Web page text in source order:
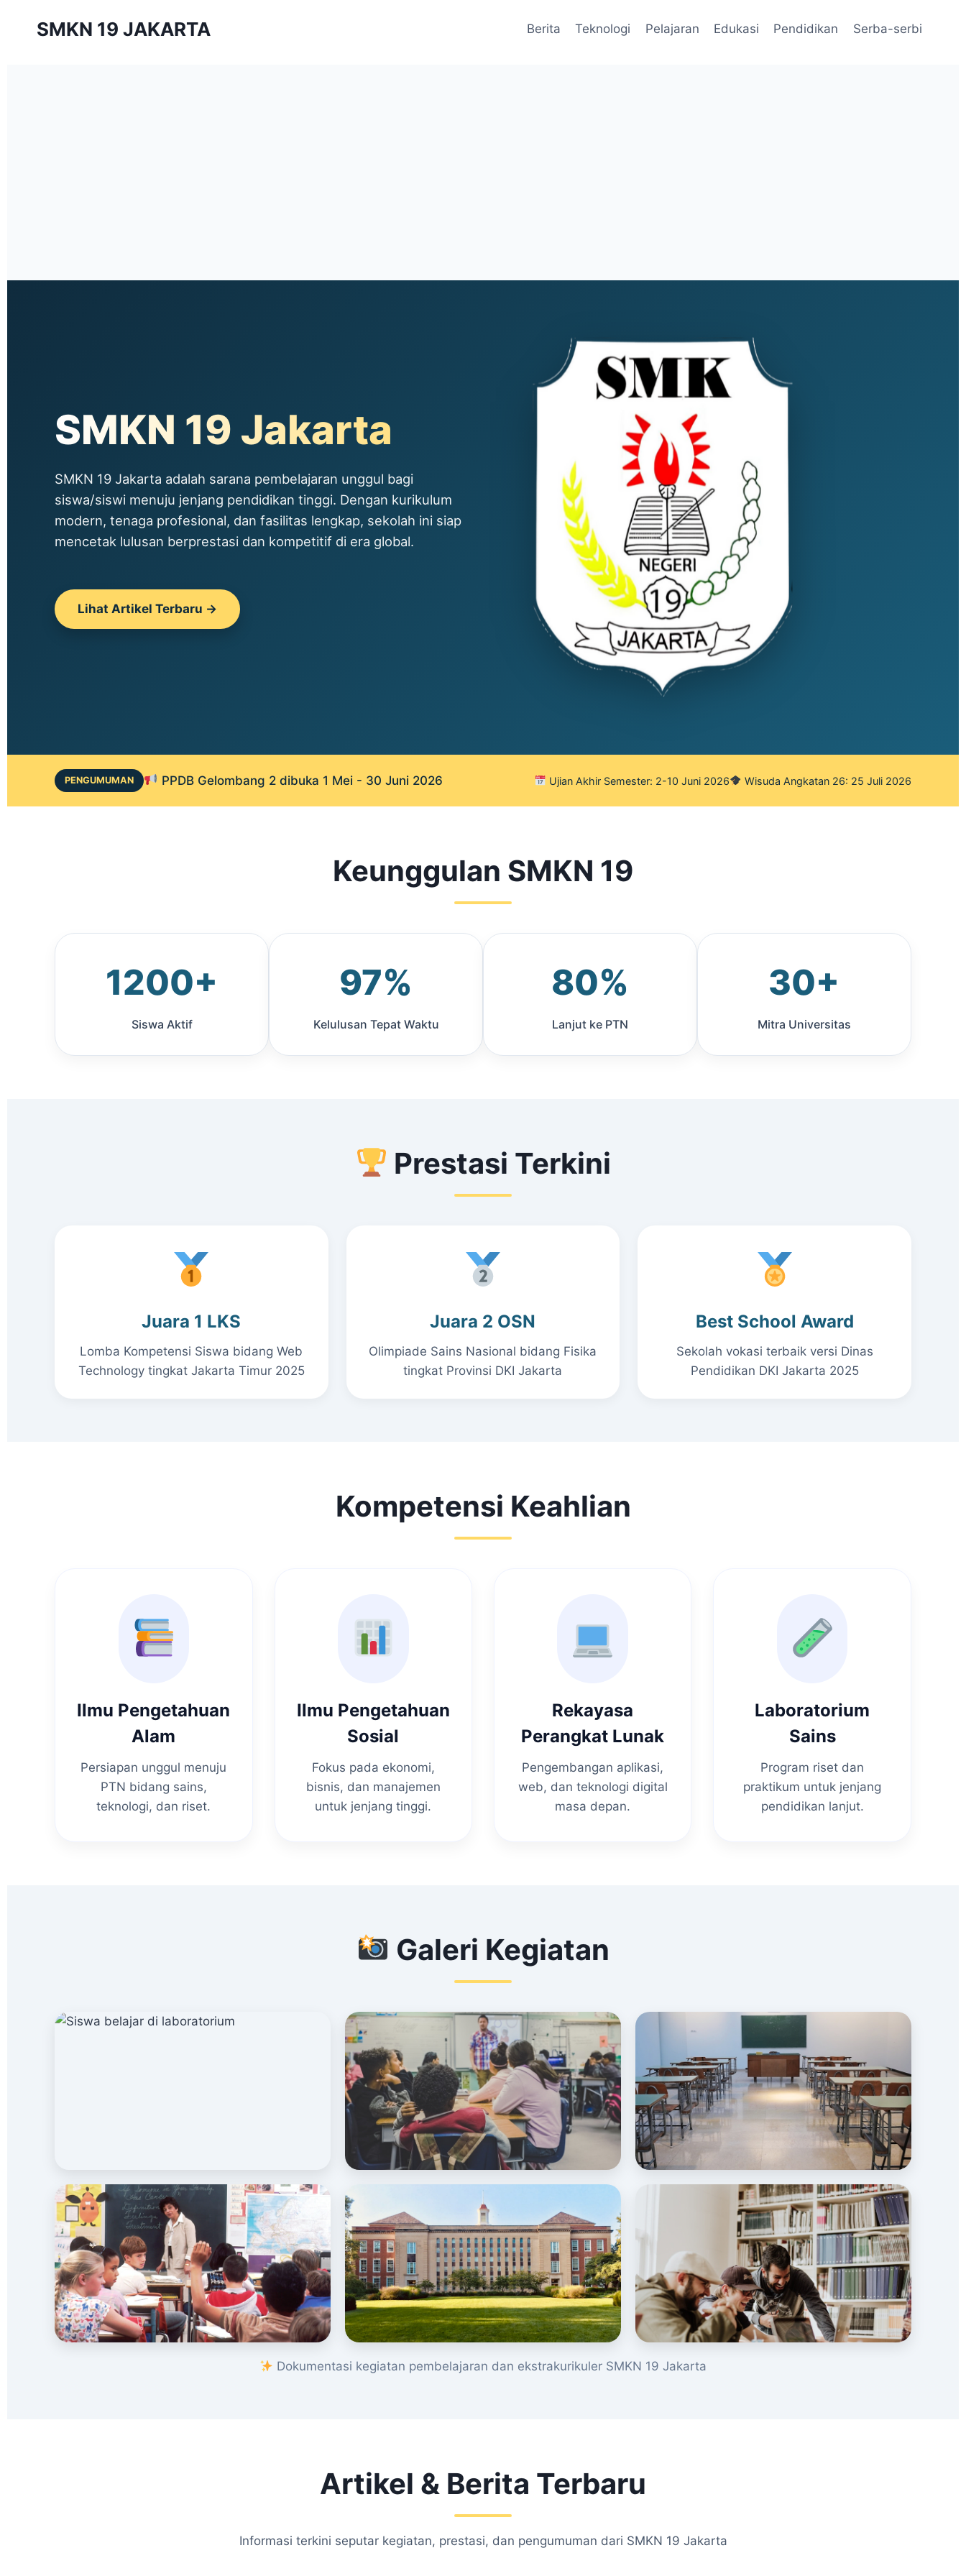
SMKN 19 JAKARTA Berita Teknologi Pelajaran Edukasi Pendidikan Serba-serbi
SMKN 19 Jakarta
SMKN 19 Jakarta adalah sarana pembelajaran unggul bagi
siswa/siswi menuju jenjang pendidikan tinggi. Dengan kurikulum
modern, tenaga profesional, dan fasilitas lengkap, sekolah ini siap
mencetak lulusan berprestasi dan kompetitif di era global.
Lihat Artikel Terbaru →
PENGUMUMAN PPDB Gelombang 2 dibuka 1 Mei - 30 Juni 2026 Ujian Akhir Semester: 2-10 Juni 2026 Wisuda Angkatan 26: 25 Juli 2026
Keunggulan SMKN 19
1200+
Siswa Aktif
97%
Kelulusan Tepat Waktu
80%
Lanjut ke PTN
30+
Mitra Universitas
Prestasi Terkini
Juara 1 LKS
Lomba Kompetensi Siswa bidang Web
Technology tingkat Jakarta Timur 2025
Juara 2 OSN
Olimpiade Sains Nasional bidang Fisika
tingkat Provinsi DKI Jakarta
Best School Award
Sekolah vokasi terbaik versi Dinas
Pendidikan DKI Jakarta 2025
Kompetensi Keahlian
Ilmu Pengetahuan
Alam
Persiapan unggul menuju
PTN bidang sains,
teknologi, dan riset.
Ilmu Pengetahuan
Sosial
Fokus pada ekonomi,
bisnis, dan manajemen
untuk jenjang tinggi.
Rekayasa
Perangkat Lunak
Pengembangan aplikasi,
web, dan teknologi digital
masa depan.
Laboratorium
Sains
Program riset dan
praktikum untuk jenjang
pendidikan lanjut.
Galeri Kegiatan
Dokumentasi kegiatan pembelajaran dan ekstrakurikuler SMKN 19 Jakarta
Artikel & Berita Terbaru
Informasi terkini seputar kegiatan, prestasi, dan pengumuman dari SMKN 19 Jakarta